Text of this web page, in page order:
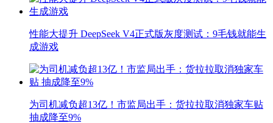
性能大提升 DeepSeek V4正式版灰度测试：9毛钱就能生
成游戏
为司机减负超13亿！市监局出手：货拉拉取消独家车贴
抽成降至9%